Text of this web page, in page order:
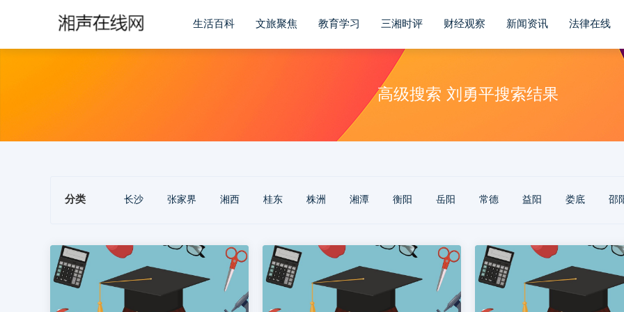
生活百科 文旅聚焦 教育学习 三湘时评 财经观察 新闻资讯 法律在线
高级搜索 刘勇平搜索结果
分类 长沙 张家界 湘西 桂东 株洲 ‌湘潭 ‌衡阳 ‌岳阳 ‌常德 ‌益阳 ‌娄底 邵